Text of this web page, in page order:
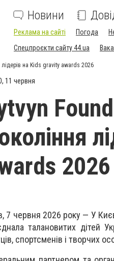
Новини
Реклама на сайті Погода
Спецпроєкти сайту 44.ua
на Kids gravity awards 2026
11 червня
2026
7 червня 2026 року — У
талановитих дітей
спортсменів і творчих